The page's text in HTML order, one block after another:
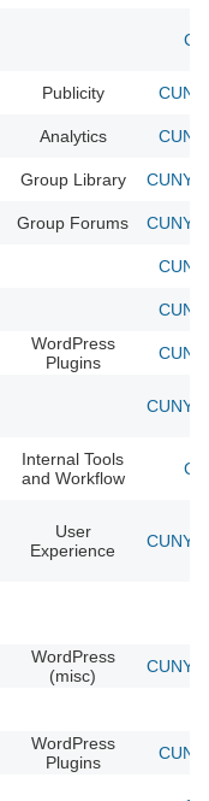
Publicity
Analytics
Group Library CUNY
Group Forums CUNY
WordPress
Plugins
CUNY
Internal Tools
and Workflow
User
Experience
CUNY
WordPress
(misc)
CUNY
WordPress
Plugins